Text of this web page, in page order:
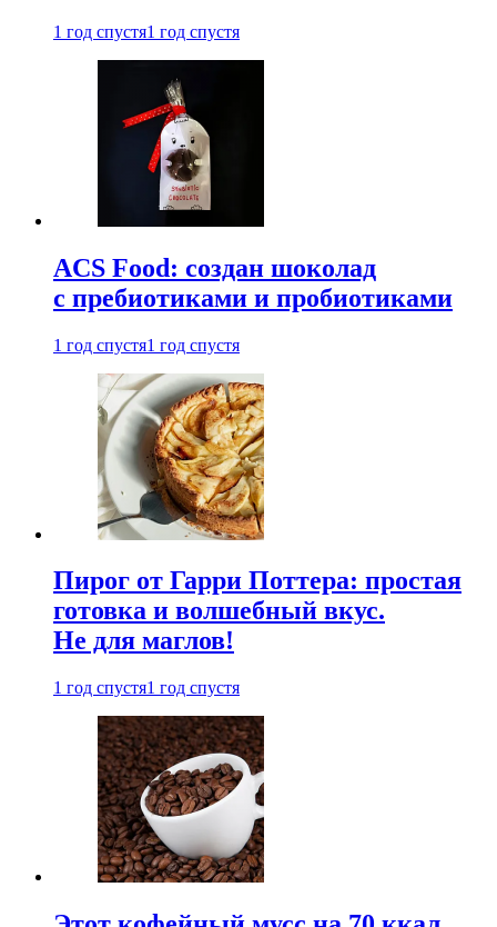
1 год спустя1 год спустя
ACS Food: создан шоколад
с пребиотиками и пробиотиками
1 год спустя1 год спустя
Пирог от Гарри Поттера: простая
готовка и волшебный вкус.
Не для маглов!
1 год спустя1 год спустя